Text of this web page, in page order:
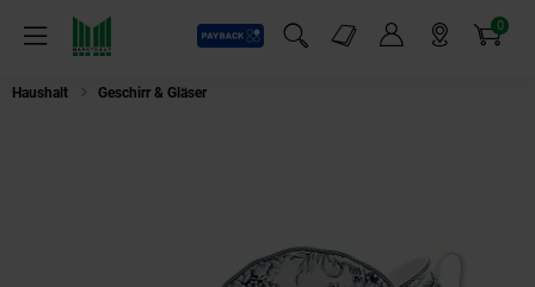
Menü
Payback
Suchfeld einblenden
Markt-Angebote 0
Artikel
Haushalt Geschirr & Gläser